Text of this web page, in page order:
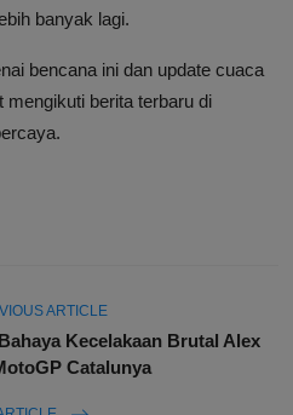
banyak lagi.
bencana ini dan update cuaca
mengikuti berita terbaru di
ARTICLE
Kecelakaan Brutal Alex
Catalunya